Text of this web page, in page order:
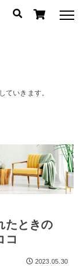
ていきます。
たときの
コ
2023.05.30